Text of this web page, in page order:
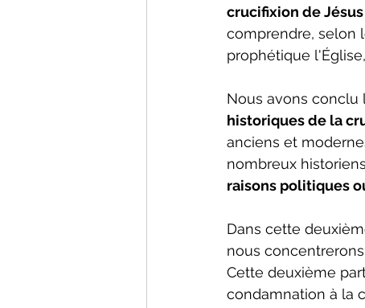
crucifixion de
comprendre, selon
prophétique
Nous avons
historiques de la
anciens et
nombreux
raisons politiques
Dans cette
nous
Cette deuxième
condamnation à la